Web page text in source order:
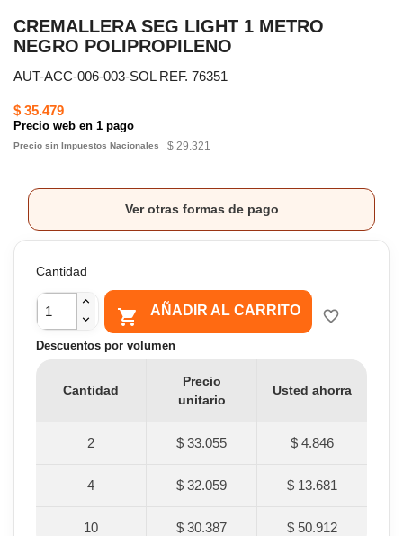
CREMALLERA SEG LIGHT 1 METRO
NEGRO POLIPROPILENO
AUT-ACC-006-003-SOL REF. 76351
$ 35.479
Precio web en 1 pago
Precio sin Impuestos Nacionales $ 29.321
Ver otras formas de pago
Cantidad
 AÑADIR AL CARRITO favorite_border
Descuentos por volumen
Cantidad
Precio
unitario
Usted ahorra
2 $ 33.055 $ 4.846
4 $ 32.059 $ 13.681
10 $ 30.387 $ 50.912